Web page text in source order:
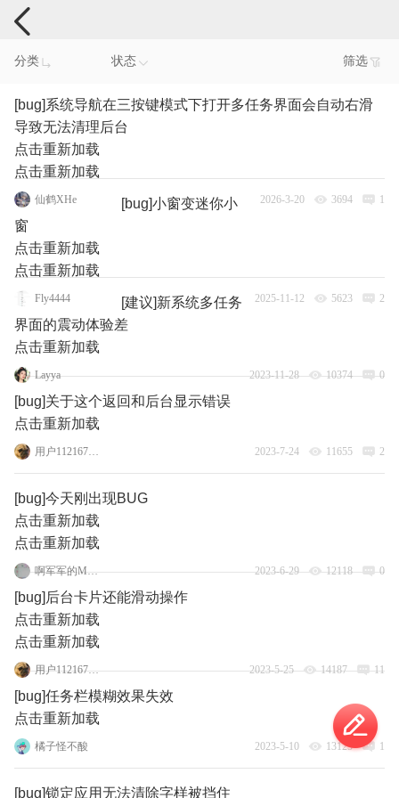
手机反馈
分类 状态 筛选
[bug]系统导航在三按键模式下打开多任务界面会自动右滑
导致无法清理后台
点击重新加载
点击重新加载
仙鹤XHe 2026-3-20 3694 1
[bug]小窗变迷你小
窗
点击重新加载
点击重新加载
Fly4444 2025-11-12 5623 2
[建议]新系统多任务
界面的震动体验差
点击重新加载
Layya 2023-11-28 10374 0
[bug]关于这个返回和后台显示错误
点击重新加载
用户1121678586 2023-7-24 11655 2
[bug]今天刚出现BUG
点击重新加载
点击重新加载
啊军军的Moto 2023-6-29 12118 0
[bug]后台卡片还能滑动操作
点击重新加载
点击重新加载
用户1121678586 2023-5-25 14187 11
[bug]任务栏模糊效果失效
点击重新加载
橘子怪不酸 2023-5-10 13125 1
[bug]锁定应用无法清除字样被挡住